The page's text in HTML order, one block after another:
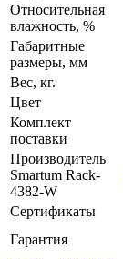
Относительная
влажность, %
Габаритные
размеры, мм
Вес, кг.
Цвет
Комплект
поставки
Производитель
Smartum Rack-
4382-W
Сертификаты
Гарантия